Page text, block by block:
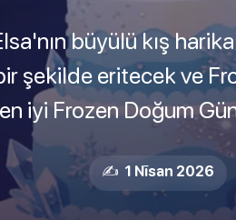
büyülü kış
şekilde eritecek ve
iyi Frozen Doğum
✍️ 1 Nīsan 2026